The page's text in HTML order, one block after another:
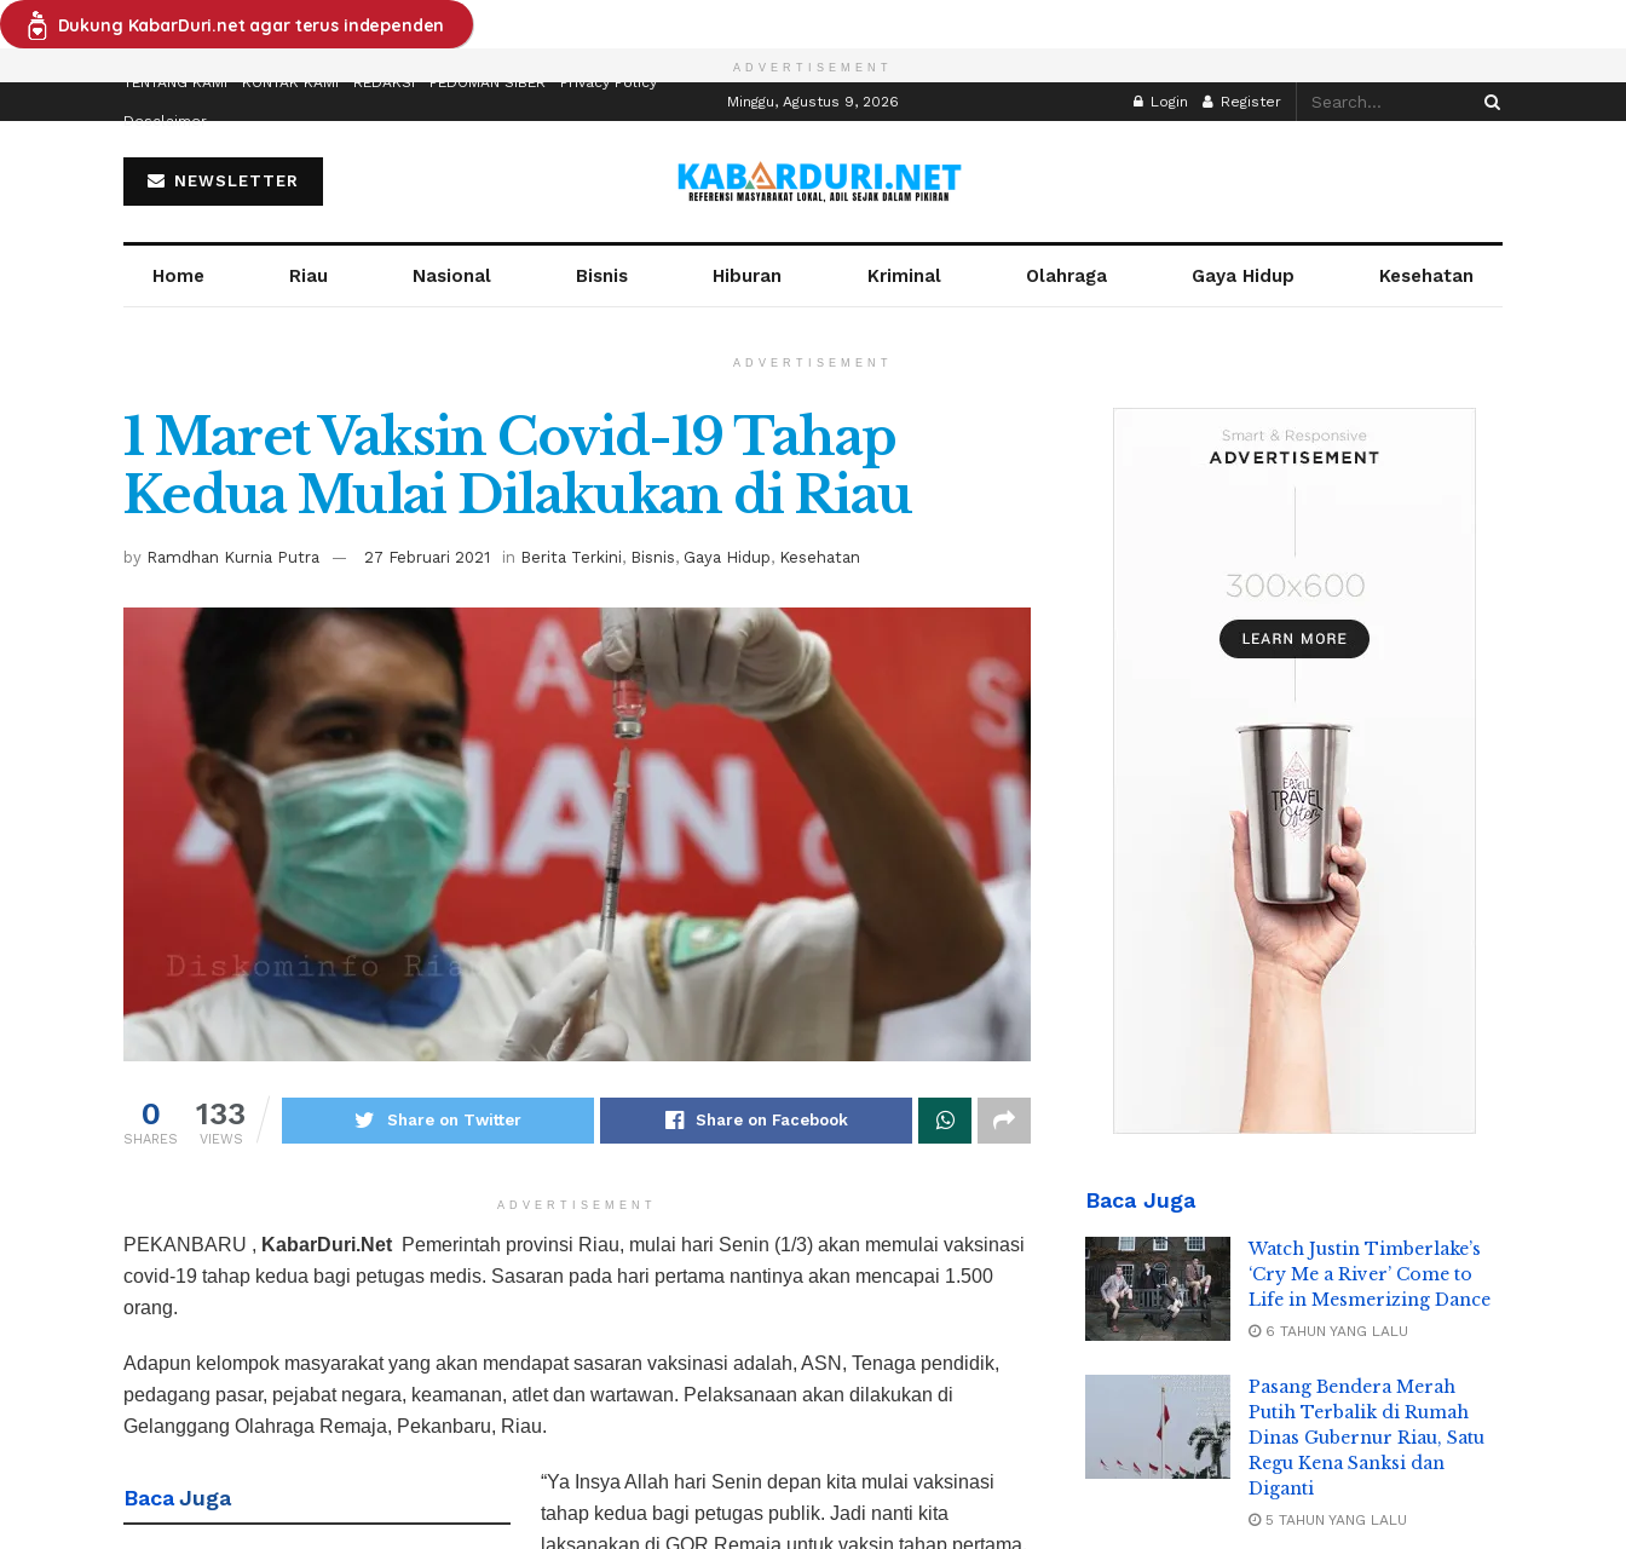
Dukung KabarDuri.net agar terus independen
ADVERTISEMENT
TENTANG KAMI KONTAK KAMI REDAKSI PEDOMAN SIBER Privacy Policy
Desclaimer
Minggu, Agustus 9, 2026 Login Register
NEWSLETTER
Home Riau Nasional Bisnis Hiburan Kriminal Olahraga Gaya Hidup Kesehatan
ADVERTISEMENT
1 Maret Vaksin Covid-19 Tahap
Kedua Mulai Dilakukan di Riau
by Ramdhan Kurnia Putra 27 Februari 2021 in Berita Terkini, Bisnis, Gaya Hidup, Kesehatan
0
SHARES
133
VIEWS
Share on Twitter Share on Facebook
ADVERTISEMENT
PEKANBARU , KabarDuri.Net Pemerintah provinsi Riau, mulai hari Senin (1/3) akan memulai vaksinasi
covid-19 tahap kedua bagi petugas medis. Sasaran pada hari pertama nantinya akan mencapai 1.500
orang.
Adapun kelompok masyarakat yang akan mendapat sasaran vaksinasi adalah, ASN, Tenaga pendidik,
pedagang pasar, pejabat negara, keamanan, atlet dan wartawan. Pelaksanaan akan dilakukan di
Gelanggang Olahraga Remaja, Pekanbaru, Riau.
BacaJuga
“Ya Insya Allah hari Senin depan kita mulai vaksinasi
tahap kedua bagi petugas publik. Jadi nanti kita
laksanakan di GOR Remaja untuk vaksin tahap pertama.
Baca Juga
Watch Justin Timberlake’s
‘Cry Me a River’ Come to
Life in Mesmerizing Dance
6 TAHUN YANG LALU
Pasang Bendera Merah
Putih Terbalik di Rumah
Dinas Gubernur Riau, Satu
Regu Kena Sanksi dan
Diganti
5 TAHUN YANG LALU